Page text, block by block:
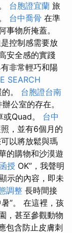
台胞證宜蘭 旅
台中喬骨 在準
事物所掩蓋。
控制感需要放
安全感的實踐
非常輕巧和陽
SEARCH
。 台胞證台南
公室的存在。
Quad。 台中
，並有6個月的
以將放鬆與瑪
的購物和沙漠遊
授 OK”，我聲明
示的內容，即未
調整 長時間接
”。 在這裡，孩
，甚至參觀動物
包含防止皮膚刺